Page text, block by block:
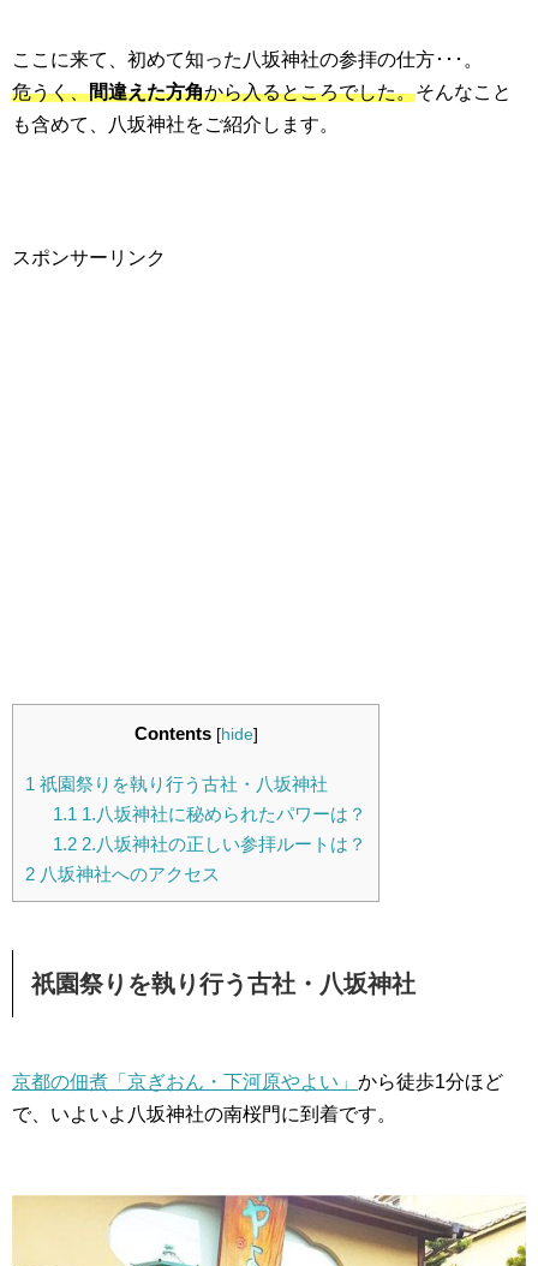
ここに来て、初めて知った八坂神社の参拝の仕方･･･。
危うく、間違えた方角から入るところでした。そんなこと
も含めて、八坂神社をご紹介します。
スポンサーリンク
Contents [hide]
1 祇園祭りを執り行う古社・八坂神社
1.1 1.八坂神社に秘められたパワーは？
1.22.八坂神社の正しい参拝ルートは？
2 八坂神社へのアクセス
祇園祭りを執り行う古社・八坂神社
京都の佃煮「京ぎおん・下河原やよい」 から徒歩1分ほど
で、いよいよ八坂神社の南桜門に到着です。